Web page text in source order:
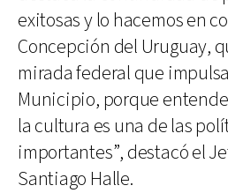
exitosas y lo hacemos en
Concepción del Uruguay,
mirada federal que
Municipio, porque
la cultura es una de las
importantes”, destacó el
Santiago Halle.